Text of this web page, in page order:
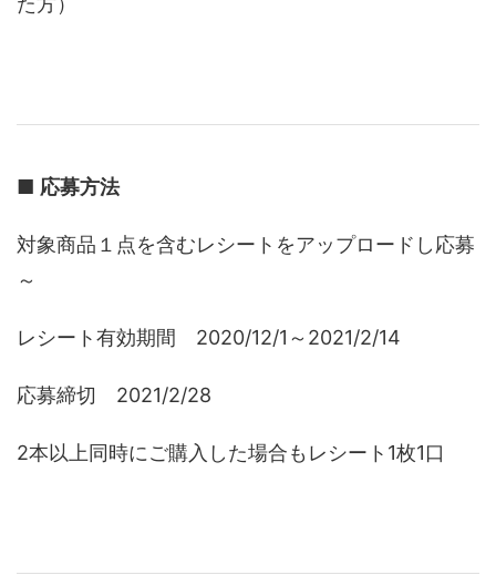
■ 応募方法
対象商品１点を含むレシートをアップロードし応募
～
レシート有効期間 2020/12/1～2021/2/14
応募締切 2021/2/28
2本以上同時にご購入した場合もレシート1枚1口